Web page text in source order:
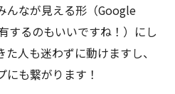
んなが見える形（Google
するのもいいですね！）にし
人も迷わずに動けますし、
も繋がります！